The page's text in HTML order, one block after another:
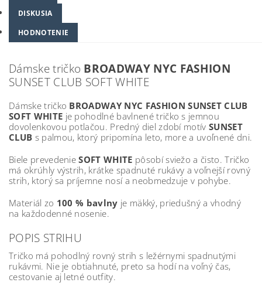
DISKUSIA
HODNOTENIE
Dámske tričko BROADWAY NYC FASHION
SUNSET CLUB SOFT WHITE
Dámske tričko BROADWAY NYC FASHION SUNSET CLUB
SOFT WHITE je pohodlné bavlnené tričko s jemnou
dovolenkovou potlačou. Predný diel zdobí motívSUNSET
CLUB s palmou, ktorý pripomína leto, more a uvoľnené dni.
Biele prevedenieSOFT WHITE pôsobí sviežo a čisto. Tričko
má okrúhly výstrih, krátke spadnuté rukávy a voľnejší rovný
strih, ktorý sa príjemne nosí a neobmedzuje v pohybe.
Materiál zo 100 % bavlny je mäkký, priedušný a vhodný
na každodenné nosenie.
POPIS STRIHU
Tričko má pohodlný rovný strih s ležérnymi spadnutými
rukávmi. Nie je obtiahnuté, preto sa hodí na voľný čas,
cestovanie aj letné outfity.